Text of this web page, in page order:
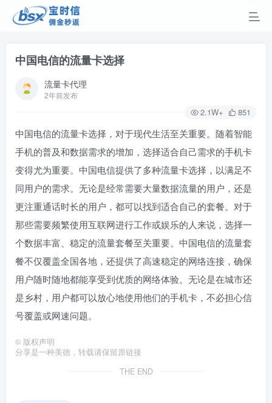
中国电信的流量卡选择
流量卡代理
2年前发布
2.1W+ 851
中国电信的流量卡选择，对于现代生活至关重要。随着智能
手机的普及和数据需求的增加，选择适合自己需求的手机卡
变得尤为重要。中国电信提供了多种流量卡选择，以满足不
同用户的需求。无论是经常需要大量数据流量的用户，还是
更注重通话时长的用户，都可以找到适合自己的套餐。对于
那些需要频繁使用互联网进行工作或娱乐的人来说，选择一
个数据丰富、稳定的流量套餐至关重要。中国电信的流量套
餐不仅覆盖全国各地，还提供了高速稳定的网络连接，确保
用户随时随地都能享受到优质的网络体验。无论是在城市还
是乡村，用户都可以放心地使用他们的手机卡，不必担心信
号覆盖或网速问题。
© 版权声明
分享是一种美德，转载请保留原链接
THE END